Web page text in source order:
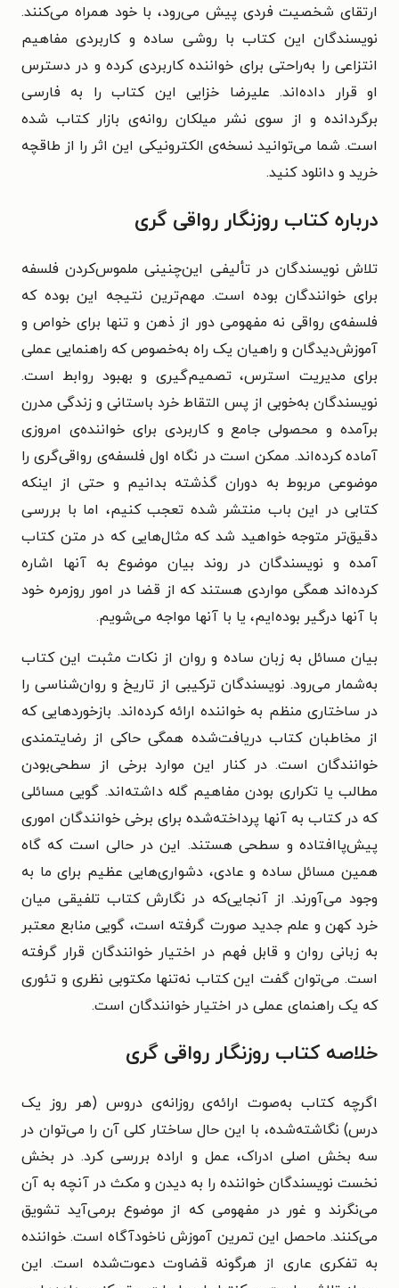
ارتقای شخصیت فردی پیش می‌رود، با خود همراه می‌کنند.
نویسندگان این کتاب با روشی ساده و کاربردی مفاهیم
انتزاعی را به‌راحتی برای خواننده کاربردی کرده و در دسترس
او قرار داده‌اند. علیرضا خزایی این کتاب را به فارسی
برگردانده و از سوی نشر میلکان روانه‌ی بازار کتاب شده
است. شما می‌توانید نسخه‌ی الکترونیکی این اثر را از طاقچه
خرید و دانلود کنید.
درباره کتاب روزنگار رواقی گری
تلاش نویسندگان در تألیفی این‌چنینی ملموس‌کردن فلسفه
برای خوانندگان بوده است. مهم‌ترین نتیجه این بوده که
فلسفه‌ی رواقی نه مفهومی دور از ذهن و تنها برای خواص و
آموزش‌دیدگان و راهیان یک راه به‌خصوص که راهنمایی عملی
برای مدیریت استرس، تصمیم‌گیری و بهبود روابط است.
نویسندگان به‌خوبی از پس التقاط خرد باستانی و زندگی مدرن
برآمده و محصولی جامع و کاربردی برای خواننده‌ی امروزی
آماده کرده‌اند. ممکن است در نگاه اول فلسفه‌ی رواقی‌گری را
موضوعی مربوط به دوران گذشته بدانیم و حتی از اینکه
کتابی در این باب منتشر شده تعجب کنیم، اما با بررسی
دقیق‌تر متوجه خواهید شد که مثال‌هایی که در متن کتاب
آمده و نویسندگان در روند بیان موضوع به آنها اشاره
کرده‌اند همگی مواردی هستند که از قضا در امور روزمره خود
با آنها درگیر بوده‌ایم، یا با آنها مواجه می‌شویم.
بیان مسائل به زبان ساده و روان از نکات مثبت این کتاب
به‌شمار می‌رود. نویسندگان ترکیبی از تاریخ و روان‌شناسی را
در ساختاری منظم به خواننده ارائه کرده‌اند. بازخوردهایی که
از مخاطبان کتاب دریافت‌شده همگی حاکی از رضایتمندی
خوانندگان است. در کنار این موارد برخی از سطحی‌بودن
مطالب یا تکراری بودن مفاهیم گله داشته‌اند. گویی مسائلی
که در کتاب به آنها پرداخته‌شده برای برخی خوانندگان اموری
پیش‌پاافتاده و سطحی هستند. این در حالی است که گاه
همین مسائل ساده و عادی، دشواری‌هایی عظیم برای ما به
وجود می‌آورند. از آنجایی‌که در نگارش کتاب تلفیقی میان
خرد کهن و علم جدید صورت گرفته است، گویی منابع معتبر
به زبانی روان و قابل فهم در اختیار خوانندگان قرار گرفته
است. می‌توان گفت این کتاب نه‌تنها مکتوبی نظری و تئوری
که یک راهنمای عملی در اختیار خوانندگان است.
خلاصه کتاب روزنگار رواقی گری
اگرچه کتاب به‌صوت ارائه‌ی روزانه‌ی دروس (هر روز یک
درس) نگاشته‌شده، با این حال ساختار کلی آن را می‌توان در
سه بخش اصلی ادراک، عمل و اراده بررسی کرد. در بخش
نخست نویسندگان خواننده را به دیدن و مکث در آنچه به آن
می‌نگرند و غور در مفهومی که از موضوع برمی‌آید تشویق
می‌کنند. ماحصل این تمرین آموزش ناخودآگاه است. خواننده
به تفکری عاری از هرگونه قضاوت دعوت‌شده است. این